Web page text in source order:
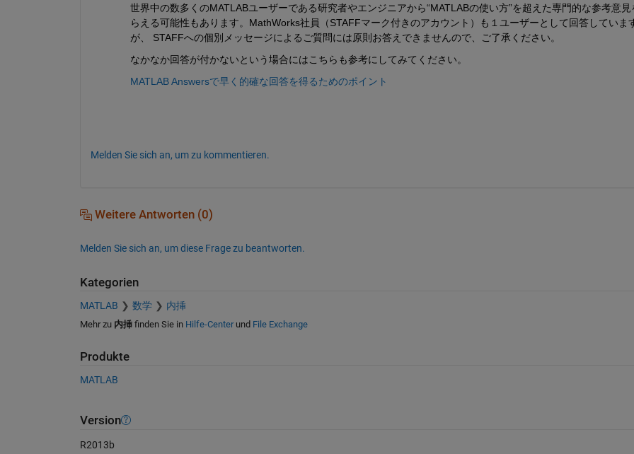
世界中の数多くのMATLABユーザーである研究者やエンジニアから“MATLABの使い方”を超えた専門的な参考意見
らえる可能性もあります。MathWorks社員（STAFFマーク付きのアカウント）も１ユーザーとして回答していま
が、 STAFFへの個別メッセージによるご質問には原則お答えできませんので、ご了承ください。
なかなか回答が付かないという場合にはこちらも参考にしてみてください。
MATLAB Answersで早く的確な回答を得るためのポイント
Melden Sie sich an, um zu kommentieren.
Weitere Antworten (0)
Melden Sie sich an, um diese Frage zu beantworten.
Kategorien
MATLAB 数学 内挿
Mehr zu 内挿finden Sie in Hilfe-Centerund File Exchange
Produkte
MATLAB
Version
R2013b